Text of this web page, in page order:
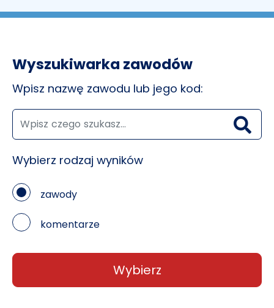
Wyszukiwarka zawodów
Wpisz nazwę zawodu lub jego kod:
Wybierz rodzaj wyników
zawody
komentarze
Wybierz